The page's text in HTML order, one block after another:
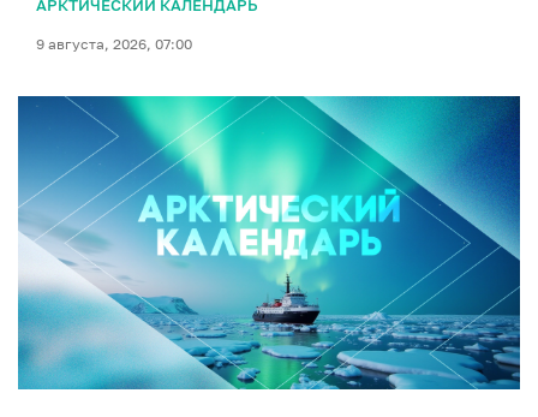
АРКТИЧЕСКИЙ КАЛЕНДАРЬ
9 августа, 2026, 07:00